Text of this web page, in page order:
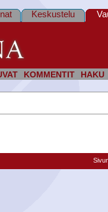
KOMMENTIT HAKU
Keskustelu